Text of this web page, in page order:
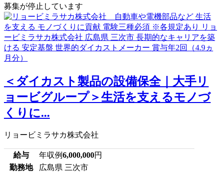
募集が停止しています
＜ダイカスト製品の設備保全｜大手リ
ョービグループ＞生活を支えるモノづ
くりに...
リョービミラサカ株式会社
給与 年収例6,000,000円
勤務地
広島県 三次市